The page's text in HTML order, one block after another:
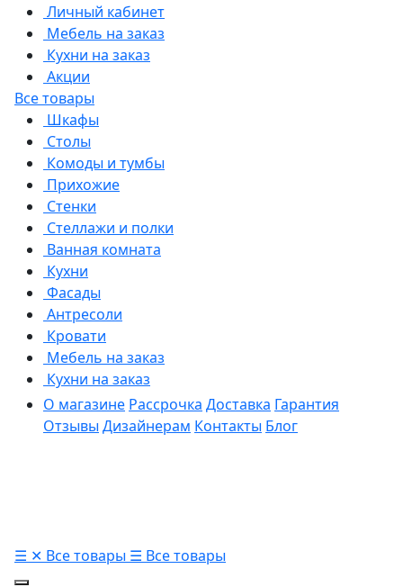
Личный кабинет
Мебель на заказ
Кухни на заказ
Акции
Все товары
Шкафы
Столы
Комоды и тумбы
Прихожие
Стенки
Стеллажи и полки
Ванная комната
Кухни
Фасады
Антресоли
Кровати
Мебель на заказ
Кухни на заказ
О магазине Рассрочка Доставка Гарантия
Отзывы Дизайнерам Контакты Блог
☰ ✕ Все товары ☰ Все товары